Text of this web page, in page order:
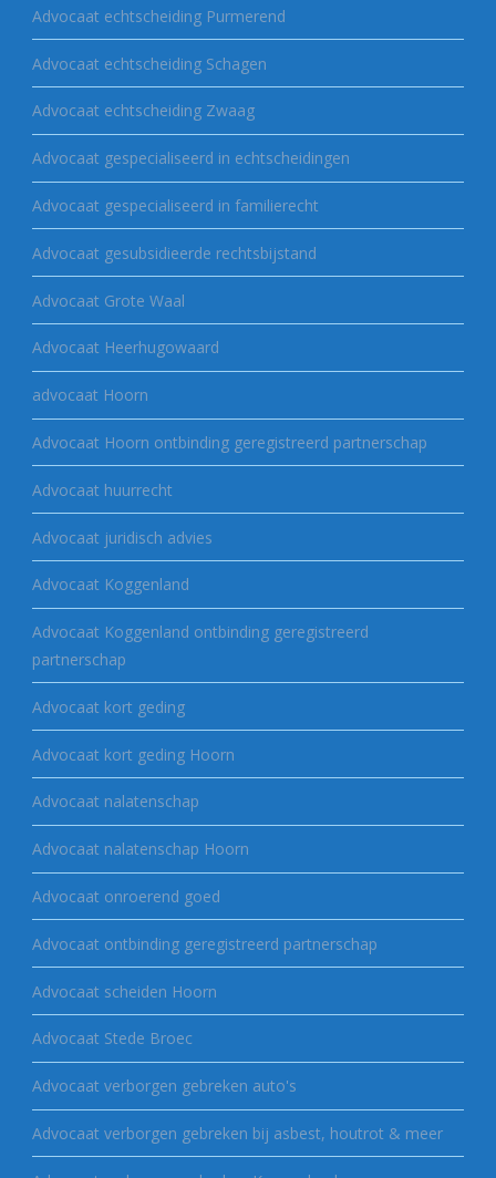
Advocaat echtscheiding Purmerend
Advocaat echtscheiding Schagen
Advocaat echtscheiding Zwaag
Advocaat gespecialiseerd in echtscheidingen
Advocaat gespecialiseerd in familierecht
Advocaat gesubsidieerde rechtsbijstand
Advocaat Grote Waal
Advocaat Heerhugowaard
advocaat Hoorn
Advocaat Hoorn ontbinding geregistreerd partnerschap
Advocaat huurrecht
Advocaat juridisch advies
Advocaat Koggenland
Advocaat Koggenland ontbinding geregistreerd
partnerschap
Advocaat kort geding
Advocaat kort geding Hoorn
Advocaat nalatenschap
Advocaat nalatenschap Hoorn
Advocaat onroerend goed
Advocaat ontbinding geregistreerd partnerschap
Advocaat scheiden Hoorn
Advocaat Stede Broec
Advocaat verborgen gebreken auto's
Advocaat verborgen gebreken bij asbest, houtrot & meer